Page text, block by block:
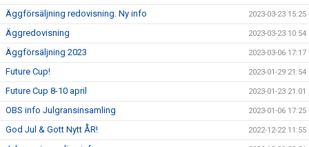
Äggförsäljning redovisning. Ny info 2023-03-23 15:25
Äggredovisning 2023-03-23 10:54
Äggförsäljning 2023 2023-03-06 17:17
Future Cup! 2023-01-29 21:54
Future Cup 8-10 april 2023-01-23 21:01
OBS info Julgransinsamling 2023-01-06 17:25
God Jul & Gott Nytt ÅR! 2022-12-22 11:55